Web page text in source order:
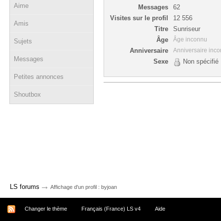
Aime
Amis
Sujets
Messages
Petites annonces
Shoutbox
Messages
62
Visites sur le profil
12 556
Titre
Sunriseur
Âge
Âge inconnu
Anniversaire Anniversaire
Sexe Non spécifié
LS forums → Affichage d'un profil : byjoan
Changer le thème Français (France) LS v4 Aide